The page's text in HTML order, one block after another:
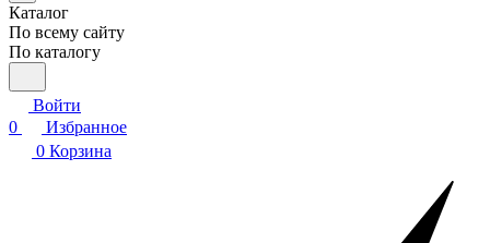
Каталог
По всему сайту
По каталогу
Войти
0
Избранное
0 Корзина